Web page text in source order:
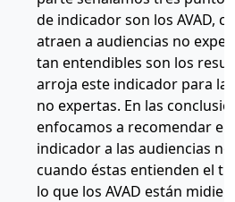
de indicador son los AVAD,
atraen a audiencias no
tan entendibles son los
arroja este indicador para
no expertas. En las
enfocamos a recomendar el
indicador a las audiencias
cuando éstas entienden el
lo que los AVAD están